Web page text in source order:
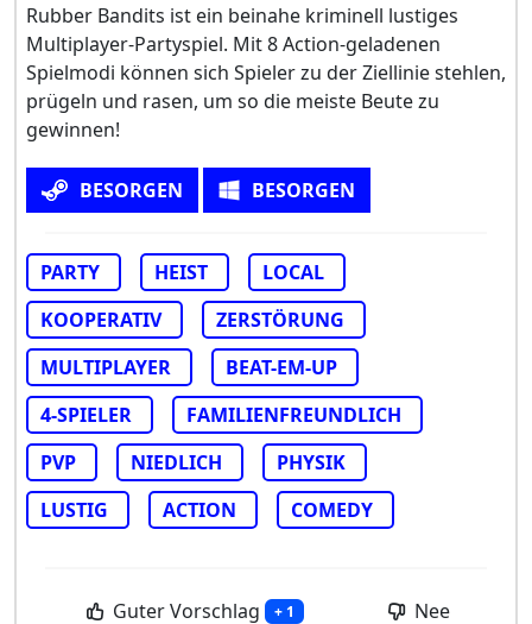
Rubber Bandits ist ein beinahe kriminell lustiges
Multiplayer-Partyspiel. Mit 8 Action-geladenen
Spielmodi können sich Spieler zu der Ziellinie stehlen,
prügeln und rasen, um so die meiste Beute zu
gewinnen!
BESORGEN BESORGEN
PARTY HEIST
LOCAL
KOOPERATIV
ZERSTÖRUNG
MULTIPLAYER
BEAT-EM-UP
4-SPIELER
FAMILIENFREUNDLICH
PVP
NIEDLICH
PHYSIK
LUSTIG
ACTION COMEDY
Guter Vorschlag + 1 Nee